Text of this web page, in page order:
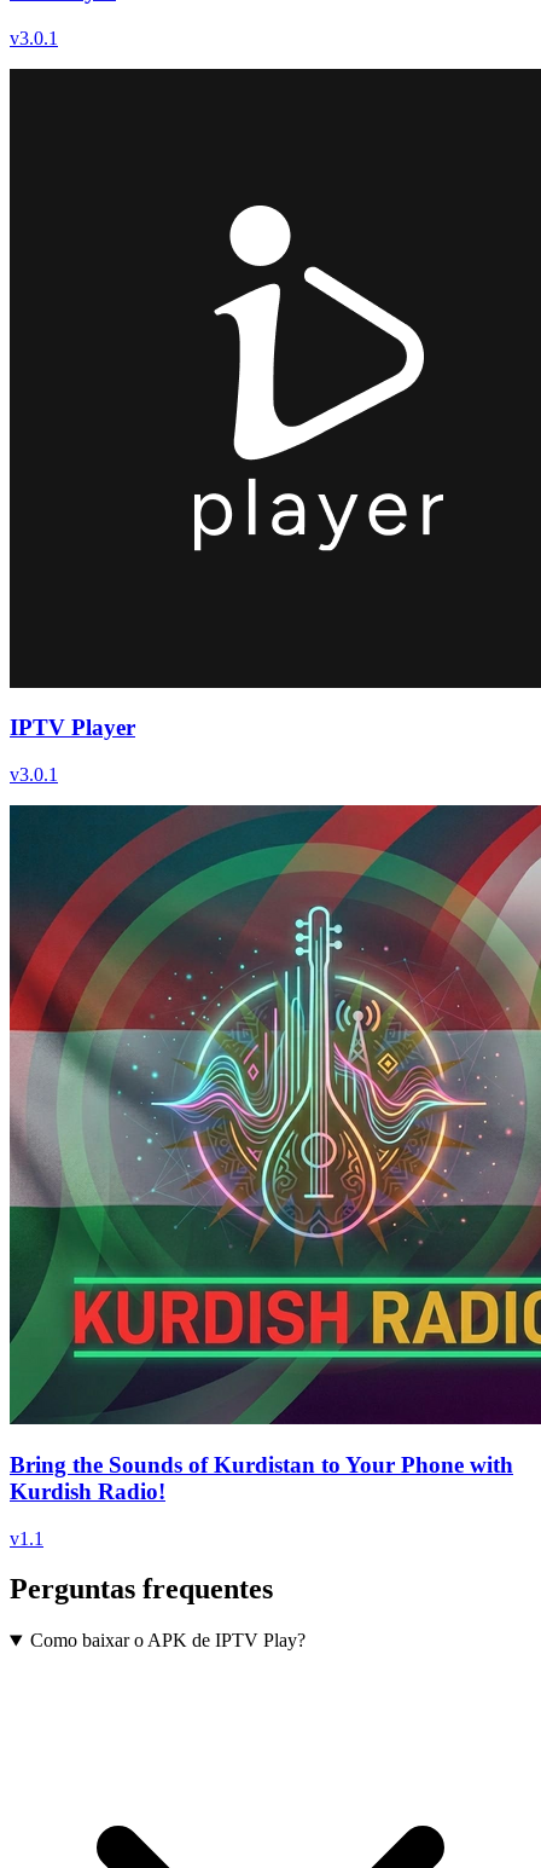
v3.0.1
IPTV Player
v3.0.1
Bring the Sounds of Kurdistan to Your Phone with
Kurdish Radio!
v1.1
Perguntas frequentes
Como baixar o APK de IPTV Play?